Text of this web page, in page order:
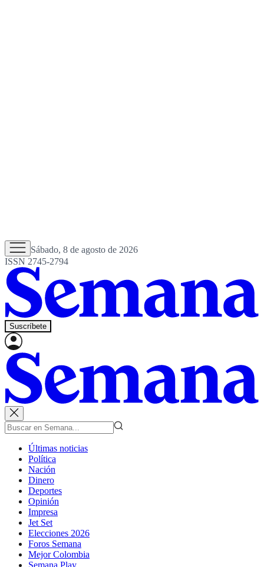
Sábado, 8 de agosto de 2026
ISSN 2745-2794
Suscríbete
Últimas noticias
Política
Nación
Dinero
Deportes
Opinión
Impresa
Jet Set
Elecciones 2026
Foros Semana
Mejor Colombia
Semana Play